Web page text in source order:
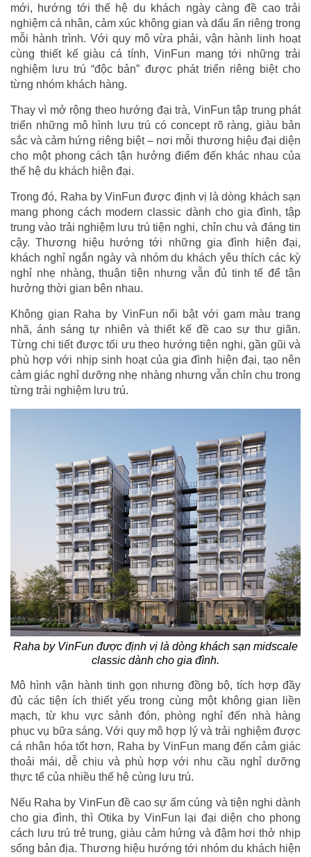
mới, hướng tới thế hệ du khách ngày càng đề cao trải
nghiệm cá nhân, cảm xúc không gian và dấu ấn riêng trong
mỗi hành trình. Với quy mô vừa phải, vận hành linh hoạt
cùng thiết kế giàu cá tính, VinFun mang tới những trải
nghiệm lưu trú “độc bản” được phát triển riêng biệt cho
từng nhóm khách hàng.
Thay vì mở rộng theo hướng đại trà, VinFun tập trung phát
triển những mô hình lưu trú có concept rõ ràng, giàu bản
sắc và cảm hứng riêng biệt – nơi mỗi thương hiệu đại diện
cho một phong cách tận hưởng điểm đến khác nhau của
thế hệ du khách hiện đại.
Trong đó, Raha by VinFun được định vị là dòng khách sạn
mang phong cách modern classic dành cho gia đình, tập
trung vào trải nghiệm lưu trú tiện nghi, chỉn chu và đáng tin
cậy. Thương hiệu hướng tới những gia đình hiện đại,
khách nghỉ ngắn ngày và nhóm du khách yêu thích các kỳ
nghỉ nhẹ nhàng, thuận tiện nhưng vẫn đủ tinh tế để tận
hưởng thời gian bên nhau.
Không gian Raha by VinFun nổi bật với gam màu trang
nhã, ánh sáng tự nhiên và thiết kế đề cao sự thư giãn.
Từng chi tiết được tối ưu theo hướng tiện nghi, gần gũi và
phù hợp với nhịp sinh hoạt của gia đình hiện đại, tạo nên
cảm giác nghỉ dưỡng nhẹ nhàng nhưng vẫn chỉn chu trong
từng trải nghiệm lưu trú.
Raha by VinFun được định vị là dòng khách sạn midscale
classic dành cho gia đình.
Mô hình vận hành tinh gọn nhưng đồng bộ, tích hợp đầy
đủ các tiện ích thiết yếu trong cùng một không gian liền
mạch, từ khu vực sảnh đón, phòng nghỉ đến nhà hàng
phục vụ bữa sáng. Với quy mô hợp lý và trải nghiệm được
cá nhân hóa tốt hơn, Raha by VinFun mang đến cảm giác
thoải mái, dễ chịu và phù hợp với nhu cầu nghỉ dưỡng
thực tế của nhiều thế hệ cùng lưu trú.
Nếu Raha by VinFun đề cao sự ấm cúng và tiện nghi dành
cho gia đình, thì Otika by VinFun lại đại diện cho phong
cách lưu trú trẻ trung, giàu cảm hứng và đậm hơi thở nhịp
sống bản địa. Thương hiệu hướng tới nhóm du khách hiện